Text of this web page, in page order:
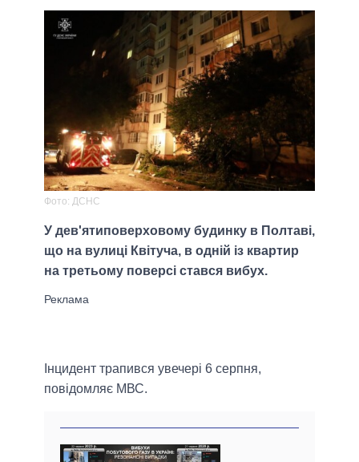
Фото: ДСНС
У дев'ятиповерховому будинку в Полтаві,
що на вулиці Квітуча, в одній із квартир
на третьому поверсі стався вибух.
Інцидент трапився увечері 6 серпня,
повідомляє МВС.